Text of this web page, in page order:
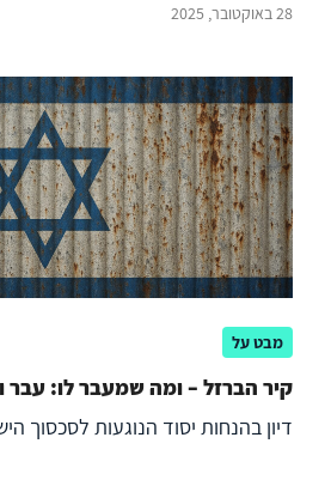
28 באוקטובר, 2025
מבט על
קיר הברזל – ומה שמעבר לו: עבר
דיון בהנחות יסוד הנוגעות לסכסוך